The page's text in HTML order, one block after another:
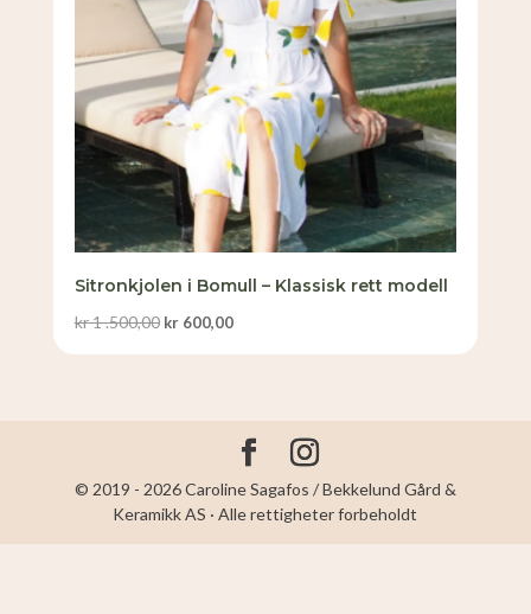
Sitronkjolen i Bomull – Klassisk rett modell
kr1 .500,00 Opprinnelig
var:
kr600,00Nåværende
er:
© 2019 - 2026 Caroline Sagafos / Bekkelund Gård &
Keramikk AS · Alle rettigheter forbeholdt